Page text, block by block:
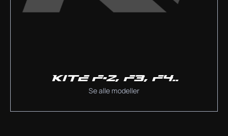
KITE F-2, F3, F4..
Se alle modeller